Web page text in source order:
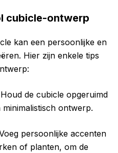
cubicle-ontwerp
kan een persoonlijke en
Hier zijn enkele tips
de cubicle opgeruimd
ontwerp.
persoonlijke accenten
of planten, om de